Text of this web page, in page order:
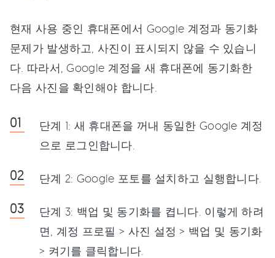
현재 사용 중인 휴대폰에서 Google 계정과 동기화
문제가 발생하고, 사진이 표시되지 않을 수 있습니
다. 따라서, Google 계정을 새 휴대폰에 동기화한
다음 사진을 확인해야 합니다.
단계 1: 새 휴대폰을 꺼내 동일한 Google 계정
으로 로그인합니다.
단계 2: Google 포토를 설치하고 실행합니다.
단계 3: 백업 및 동기화를 켭니다. 이렇게 하려
면, 계정 프로필 > 사진 설정 > 백업 및 동기화
> 켜기를 클릭합니다.